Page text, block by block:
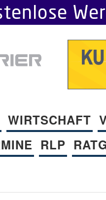
WIRTSCHAFT
RLP